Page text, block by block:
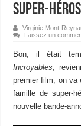
super-
Virginie Mont-
Laissez un
Bon, il était
Incroyables ,
premier film, on va
famille de super-
nouvelle bande-